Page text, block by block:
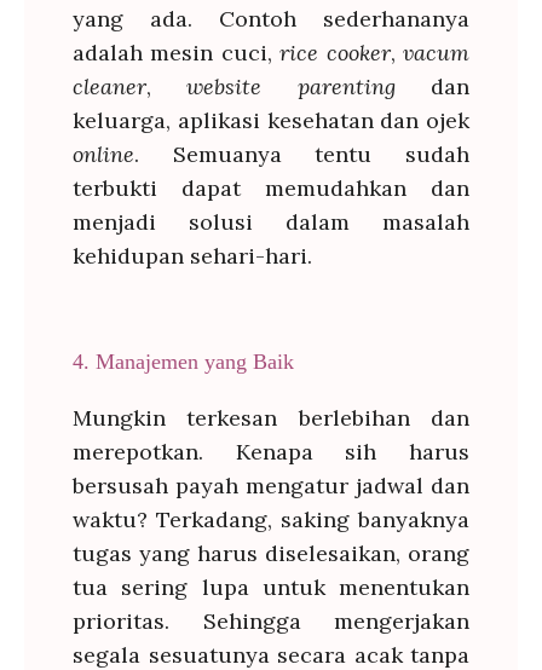
yang ada. Contoh sederhananya
adalah mesin cuci,rice cooker,vacum
cleaner,website parentingdan
keluarga, aplikasi kesehatan dan ojek
online. Semuanya tentu sudah
terbukti dapat memudahkan dan
menjadi solusi dalam masalah
kehidupan sehari-hari.
4. Manajemen yang Baik
Mungkin terkesan berlebihan dan
merepotkan. Kenapa sih harus
bersusah payah mengatur jadwal dan
waktu? Terkadang, saking banyaknya
tugas yang harus diselesaikan, orang
tua sering lupa untuk menentukan
prioritas. Sehingga mengerjakan
segala sesuatunya secara acak tanpa